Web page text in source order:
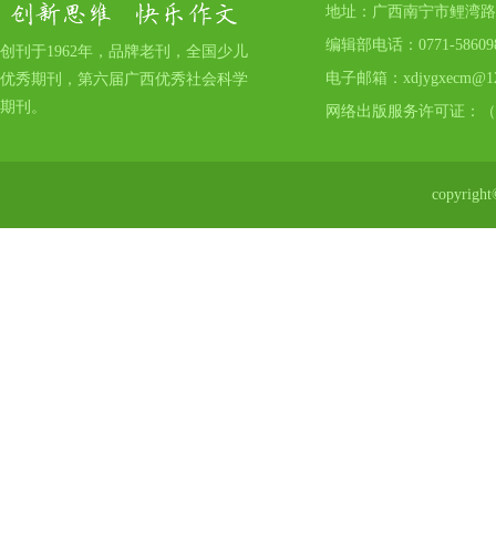
创刊于1962年，品牌老刊，全国少儿
优秀期刊，第六届广西优秀社会科学
期刊。
地址：广西南宁市鲤湾
编辑部电话：0771-
电子邮箱：
网络出版服务许可证：